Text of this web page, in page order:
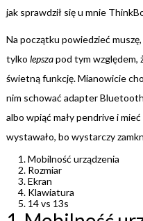
jak sprawdził się u mnie
Na początku powiedzieć
tylko lepszapod tym względem,
świetną funkcję. Mianowicie
nim schować adapter
albo wpiąć mały pendrive i
wystawało, bo wystarczy
Mobilność urządzenia
Rozmiar
Ekran
Klawiatura
14 vs 13s